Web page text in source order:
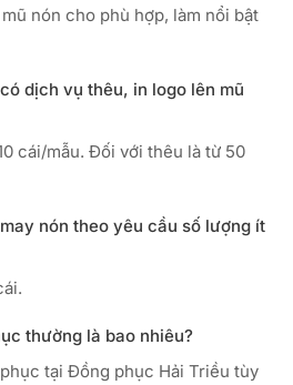
nón cho phù hợp, làm nổi bật
dịch vụ thêu, in logo lên mũ
cái/mẫu. Đối với thêu là từ 50
nón theo yêu cầu số lượng ít
thường là bao nhiêu?
tại Đồng phục Hải Triều tùy